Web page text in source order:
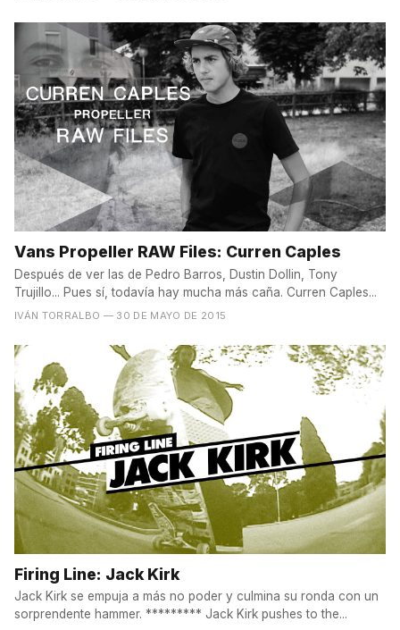
Vans Propeller RAW Files: Curren Caples
Después de ver las de Pedro Barros, Dustin Dollin, Tony
Trujillo... Pues sí, todavía hay mucha más caña. Curren Caples...
IVÁN TORRALBO — 30 DE MAYO DE 2015
Firing Line: Jack Kirk
Jack Kirk se empuja a más no poder y culmina su ronda con un
sorprendente hammer. ********* Jack Kirk pushes to the...